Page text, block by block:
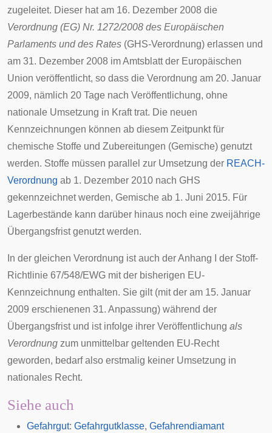
zugeleitet. Dieser hat am 16. Dezember 2008 die
Verordnung (EG) Nr. 1272/2008 des Europäischen
Parlaments und des Rates (GHS-Verordnung) erlassen und
am 31. Dezember 2008 im Amtsblatt der Europäischen
Union veröffentlicht, so dass die Verordnung am 20. Januar
2009, nämlich 20 Tage nach Veröffentlichung, ohne
nationale Umsetzung in Kraft trat. Die neuen
Kennzeichnungen können ab diesem Zeitpunkt für
chemische Stoffe und Zubereitungen (Gemische) genutzt
werden. Stoffe müssen parallel zur Umsetzung der REACH-
Verordnung ab 1. Dezember 2010 nach GHS
gekennzeichnet werden, Gemische ab 1. Juni 2015. Für
Lagerbestände kann darüber hinaus noch eine zweijährige
Übergangsfrist genutzt werden.
In der gleichen Verordnung ist auch der Anhang I der Stoff-
Richtlinie 67/548/EWG mit der bisherigen EU-
Kennzeichnung enthalten. Sie gilt (mit der am 15. Januar
2009 erschienenen 31. Anpassung) während der
Übergangsfrist und ist infolge ihrer Veröffentlichung als
Verordnung zum unmittelbar geltenden EU-Recht
geworden, bedarf also erstmalig keiner Umsetzung in
nationales Recht.
Siehe auch
Gefahrgut: Gefahrgutklasse, Gefahrendiamant